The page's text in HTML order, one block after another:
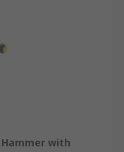
Hammer with